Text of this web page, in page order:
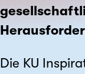
Die KU